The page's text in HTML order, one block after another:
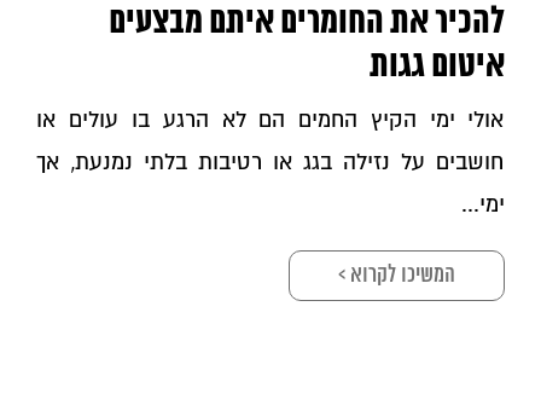
להכיר את החומרים איתם מבצעים
איטום גגות
אולי ימי הקיץ החמים הם לא הרגע בו עולים או
חושבים על נזילה בגג או רטיבות בלתי נמנעת, אך
ימי...
המשיכו לקרוא >